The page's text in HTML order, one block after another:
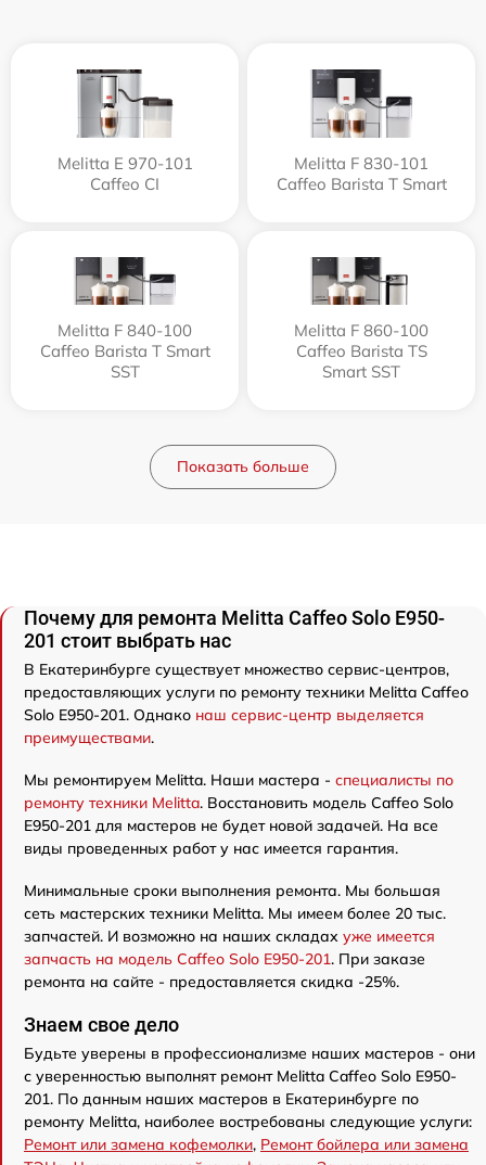
Melitta Е 970-101
Caffeo CI
Melitta F 830-101
Caffeo Barista T Smart
Melitta F 840-100
Caffeo Barista T Smart
SST
Melitta F 860-100
Caffeo Barista TS
Smart SST
Показать больше
Почему для ремонта Melitta Caffeo Solo E950-
201 стоит выбрать нас
В Екатеринбурге существует множество сервис-центров,
предоставляющих услуги по ремонту техники Melitta Caffeo
Solo E950-201. Однако наш сервис-центр выделяется
преимуществами.
Мы ремонтируем Melitta. Наши мастера - специалисты по
ремонту техники Melitta. Восстановить модель Caffeo Solo
E950-201 для мастеров не будет новой задачей. На все
виды проведенных работ у нас имеется гарантия.
Минимальные сроки выполнения ремонта. Мы большая
сеть мастерских техники Melitta. Мы имеем более 20 тыс.
запчастей. И возможно на наших складах уже имеется
запчасть на модель Caffeo Solo E950-201. При заказе
ремонта на сайте - предоставляется скидка -25%.
Знаем свое дело
Будьте уверены в профессионализме наших мастеров - они
с уверенностью выполнят ремонт Melitta Caffeo Solo E950-
201. По данным наших мастеров в Екатеринбурге по
ремонту Melitta, наиболее востребованы следующие услуги:
Ремонт или замена кофемолки, Ремонт бойлера или замена